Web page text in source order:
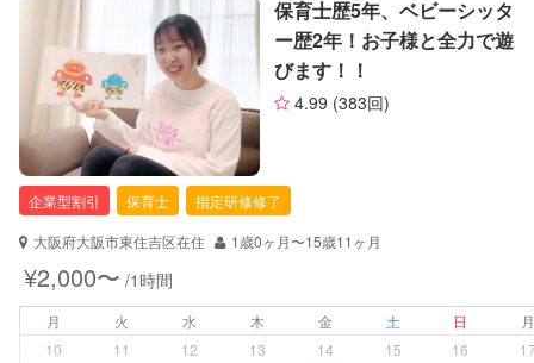
サポートの特徴
資格
企業型割引対象(旧内閣府補助対象)
自治体届出済ベビーシッター
保育士
対応可能/特徴 なし
病児対応
障がい児対応 対応可否は個別に相談
保育士歴5年、ベビーシッタ
ー歴2年！お子様と全力で遊
びます！！
4.99 (383回)
企業型割引 保育士
指定研修修了
大阪府大阪市東住吉区在住
1歳0ヶ月〜15歳11ヶ月
¥2,000〜 /1時間
月 火 水 木 金 土 日
10
11 12 13 14 15 16